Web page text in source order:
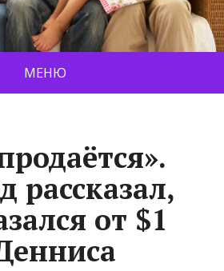
МЕНЮ
рассказал,
от $1